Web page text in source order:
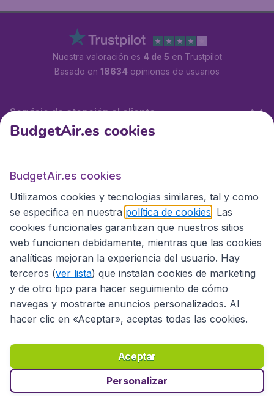
Nuestra valoración es 4 de 5 en Trustpilot
Basado en 18634 opiniones de usuarios
Servicio de atención al cliente
Sitios internacionales
Privacidad
Copyright © 2026
BudgetAir.es cookies
BudgetAir.es cookies
Utilizamos cookies y tecnologías similares, tal y como
se especifica en nuestra política de cookies . Las
cookies funcionales garantizan que nuestros sitios
web funcionen debidamente, mientras que las cookies
analíticas mejoran la experiencia del usuario. Hay
terceros (ver lista) que instalan cookies de marketing
y de otro tipo para hacer seguimiento de cómo
navegas y mostrarte anuncios personalizados. Al
hacer clic en «Aceptar», aceptas todas las cookies.
Aceptar
Personalizar